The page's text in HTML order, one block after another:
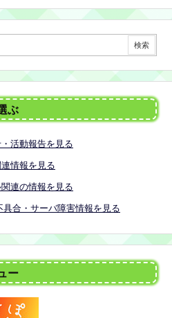
所 参加者：保護者5名程度 参加費：50
らせていただきます。 ※申し込みをされ
。 内容：いつもの座談会とは違う場
でこじんまりとお話をしてお昼の軽食
食べます。 締め切り：2026年7月24日
forms.gle/AG7fezcyC56pCBaLA
ぶ
活動報告を見る
情報を見る
連の情報を見る
具合・サーバ障害情報を見る
ー